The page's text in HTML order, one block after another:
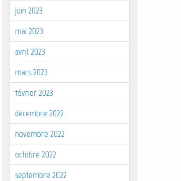
juin 2023
mai 2023
avril 2023
mars 2023
février 2023
décembre 2022
novembre 2022
octobre 2022
septembre 2022